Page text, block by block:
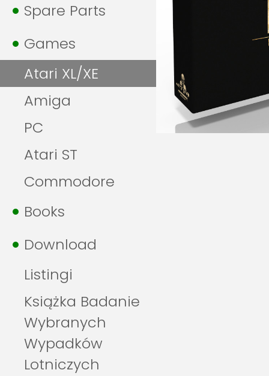
Spare Parts
Games
Atari XL/XE
Amiga
PC
Atari ST
Commodore
Books
Download
Listingi
Książka Badanie
Wybranych
Wypadków
Lotniczych